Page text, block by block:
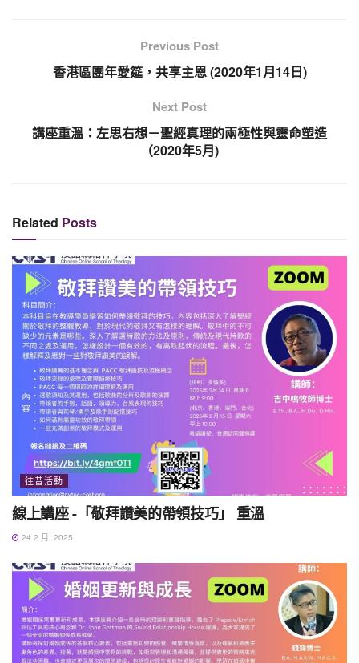
Previous Post
香港區團年愛筵，共享主恩 (2020年1月14日)
Next Post
講座重溫：左思右想－聖經真理的兩極性與靈命塑造
（2020年5月)
Related Posts
往昔活動
線上講座 -「敬拜讚美的帶領技巧」 重溫
24 2 月, 2025